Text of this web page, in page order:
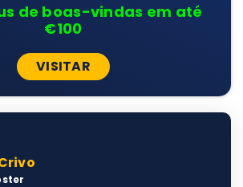
de boas-vindas em até
€100
VISITAR